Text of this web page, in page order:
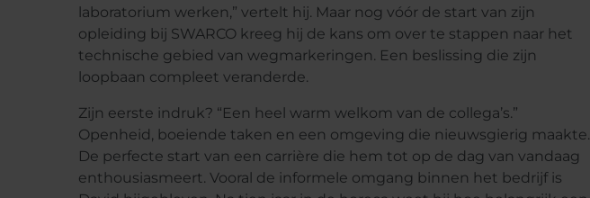
laboratorium werken,” vertelt hij. Maar nog vóór de start van zijn
opleiding bij SWARCO kreeg hij de kans om over te stappen naar het
technische gebied van wegmarkeringen. Een beslissing die zijn
loopbaan compleet veranderde.
Zijn eerste indruk? “Een heel warm welkom van de collega’s.”
Openheid, boeiende taken en een omgeving die nieuwsgierig maakte.
De perfecte start van een carrière die hem tot op de dag van vandaag
enthousiasmeert. Vooral de informele omgang binnen het bedrijf is